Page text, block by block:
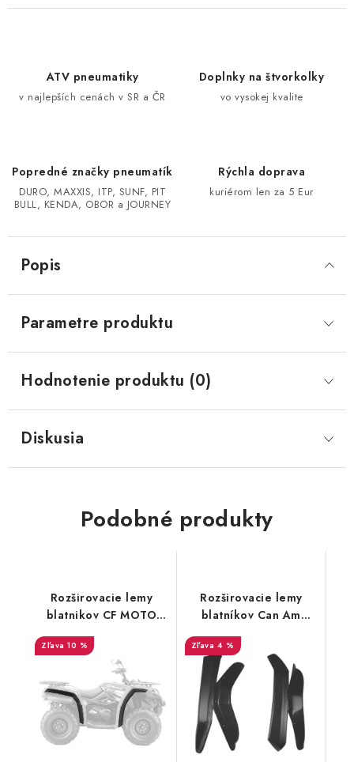
CF MOTO X450/X520/X550/X625
CF MOTO CFORCE X850/X1000
LINHAI 400/500/M550/650
TGB BLADE 600/1000 LT LTX
Podmienky ochrany osobných údajov
Všeobecné obchodné podmienky
ATV pneumatiky
v najlepších cenách v SR a ČR
Doplnky na štvorkolky
vo vysokej kvalite
Popredné značky pneumatík
DURO, MAXXIS, ITP, SUNF, PIT
BULL, KENDA, OBOR a JOURNEY
Rýchla doprava
kuriérom len za 5 Eur
Popis
Parametre produktu
Hodnotenie produktu (0)
Diskusia
Podobné produkty
Rozširovacie lemy
blatnikov CF MOTO
X450, X520
10 %
Rozširovacie lemy
blatníkov Can Am
Renegade
500/570/650/800/1000
G1 / G2
4 %